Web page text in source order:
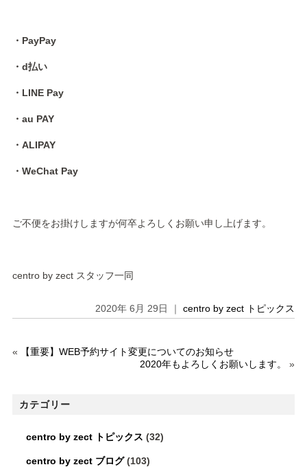
・PayPay
・d払い
・LINE Pay
・au PAY
・ALIPAY
・WeChat Pay
ご不便をお掛けしますが何卒よろしくお願い申し上げます。
centro by zect スタッフ一同
2020年 6月 29日 ｜centro by zect トピックス
«
【重要】WEB予約サイト変更についてのお知らせ
2020年もよろしくお願いします。
»
カテゴリー
centro by zect トピックス (32)
centro by zect ブログ(103)